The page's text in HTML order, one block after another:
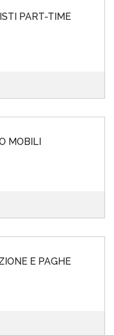
PART-TIME
MOBILI
E PAGHE